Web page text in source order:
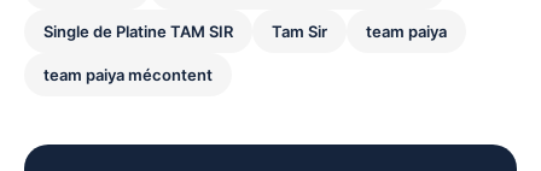
Single de Platine TAM SIR Tam Sir team paiya
team paiya mécontent